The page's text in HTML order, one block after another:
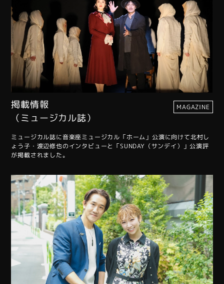
掲載情報
（ミュージカル誌）
MAGAZINE
ミュージカル誌に音楽座ミュージカル「ホーム」公演に向けて北村し
ょう子・渡辺修也のインタビューと「SUNDAY（サンデイ）」公演評
が掲載されました。